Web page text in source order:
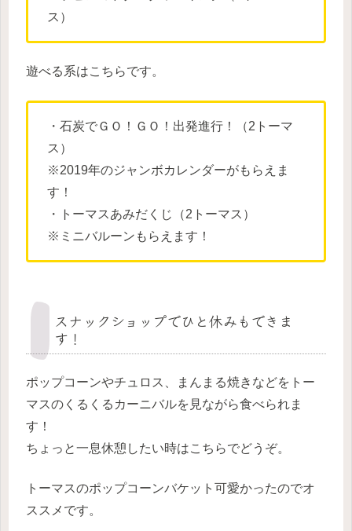
ス）
遊べる系はこちらです。
・石炭でＧＯ！ＧＯ！出発進行！（2トーマ
ス）
※2019年のジャンボカレンダーがもらえま
す！
・トーマスあみだくじ（2トーマス）
※ミニバルーンもらえます！
スナックショップでひと休みもできま
す！
ポップコーンやチュロス、まんまる焼きなどをトー
マスのくるくるカーニバルを見ながら食べられま
す！
ちょっと一息休憩したい時はこちらでどうぞ。
トーマスのポップコーンバケット可愛かったのでオ
ススメです。